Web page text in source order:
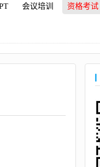
会议培训 资格考试